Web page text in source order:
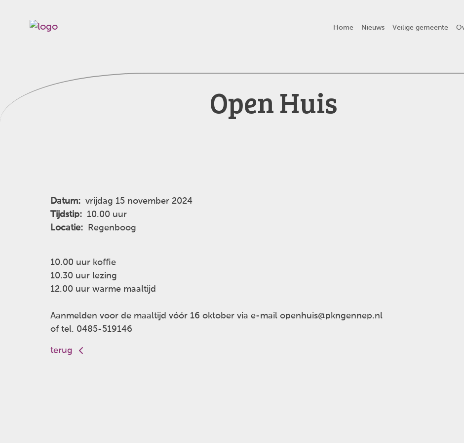
Home Nieuws Veilige gemeente
Open Huis
Datum: vrijdag 15 november 2024
Tijdstip:
10.00 uur
Locatie:
Regenboog
10.00 uur koffie
10.30 uur lezing
12.00 uur warme maaltijd
Aanmelden voor de maaltijd vóór 16 oktober via e-mail openhuis@pkngennep.nl
of tel. 0485-519146
terug